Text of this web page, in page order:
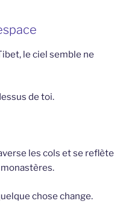
le ciel semble ne
de toi.
les cols et se reflète
chose change.